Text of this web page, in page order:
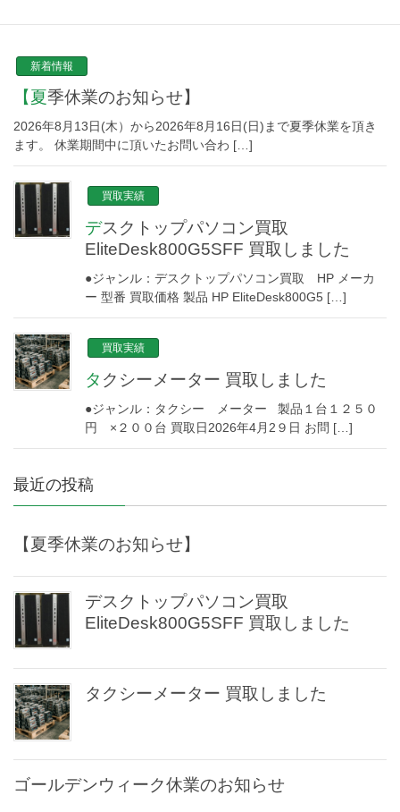
新着情報
【夏季休業のお知らせ】
2026年8月13日(木）から2026年8月16日(日)まで夏季休業を頂き
ます。 休業期間中に頂いたお問い合わ […]
買取実績
デスクトップパソコン買取
EliteDesk800G5SFF 買取しました
●ジャンル：デスクトップパソコン買取 HP メーカ
ー 型番 買取価格 製品 HP EliteDesk800G5 […]
買取実績
タクシーメーター 買取しました
●ジャンル：タクシー メーター 製品１台１２５０
円 ×２００台 買取日2026年4月2９日 お問 […]
最近の投稿
【夏季休業のお知らせ】
デスクトップパソコン買取
EliteDesk800G5SFF 買取しました
タクシーメーター 買取しました
ゴールデンウィーク休業のお知らせ